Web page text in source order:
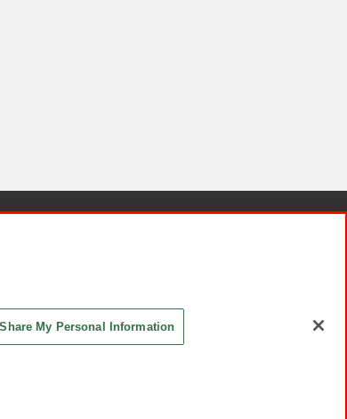
My Personal Information